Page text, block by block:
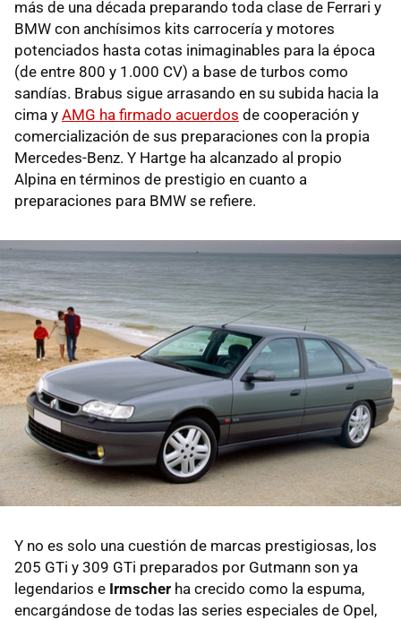
más de una década preparando toda clase de Ferrari y
BMW con anchísimos kits carrocería y motores
potenciados hasta cotas inimaginables para la época
(de entre 800 y 1.000 CV) a base de turbos como
sandías. Brabus sigue arrasando en su subida hacia la
cima y AMG ha firmado acuerdos de cooperación y
comercialización de sus preparaciones con la propia
Mercedes-Benz. Y Hartge ha alcanzado al propio
Alpina en términos de prestigio en cuanto a
preparaciones para BMW se refiere.
Y no es solo una cuestión de marcas prestigiosas, los
205 GTi y 309 GTi preparados por Gutmann son ya
legendarios e Irmscher ha crecido como la espuma,
encargándose de todas las series especiales de Opel,